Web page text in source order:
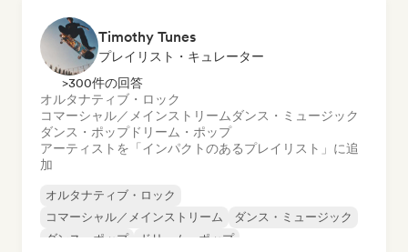
Timothy Tunes
プレイリスト・キュレーター
>300件の回答
オルタナティブ・ロック
コマーシャル／メインストリーム ダンス・ミュージック
ダンス・ポップドリーム・ポップ
アーティストを「インパクトのあるプレイリスト」に追
加
オルタナティブ・ロック
コマーシャル／メインストリーム
ダンス・ミュージック
ダンス・ポップ
ドリーム・ポップ